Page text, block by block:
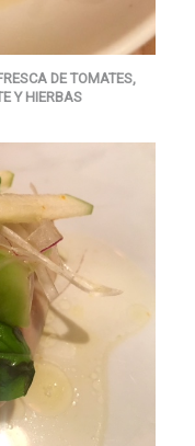
DE TOMATES,
Y HIERBAS